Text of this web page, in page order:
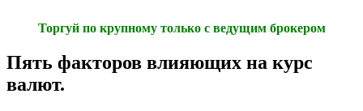
Торгуй по крупному только с ведущим брокером
Пять факторов влияющих на курс
валют.